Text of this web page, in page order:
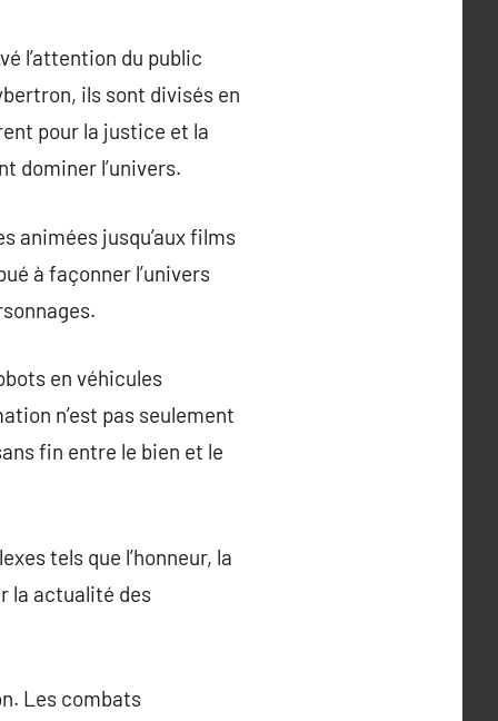
l’attention du public
ils sont divisés en
pour la justice et la
dominer l’univers.
animées jusqu’aux films
à façonner l’univers
en véhicules
n’est pas seulement
fin entre le bien et le
tels que l’honneur, la
la actualité des
Les combats